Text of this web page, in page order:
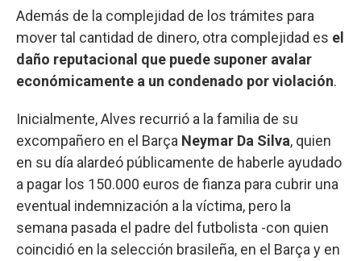
Además de la complejidad de los trámites para
mover tal cantidad de dinero, otra complejidad es el
daño reputacional que puede suponer avalar
económicamente a un condenado por violación.
Inicialmente, Alves recurrió a la familia de su
excompañero en el Barça Neymar Da Silva, quien
en su día alardeó públicamente de haberle ayudado
a pagar los 150.000 euros de fianza para cubrir una
eventual indemnización a la víctima, pero la
semana pasada el padre del futbolista -con quien
coincidió en la selección brasileña, en el Barça y en